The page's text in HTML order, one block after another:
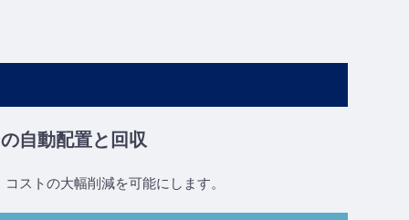
自動配置と回収
ストの大幅削減を可能にします。